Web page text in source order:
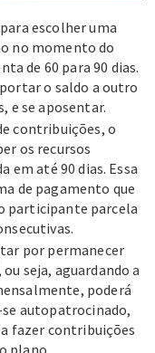
escolher uma
no momento do
de 60 para 90 dias.
o saldo a outro
e se aposentar.
contribuições, o
os recursos
em até 90 dias. Essa
de pagamento que
participante parcela
por permanecer
seja, aguardando a
poderá
autopatrocinado,
fazer contribuições
plano.